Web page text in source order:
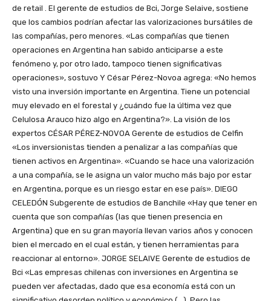
de retail . El gerente de estudios de Bci, Jorge Selaive, sostiene
que los cambios podrían afectar las valorizaciones bursátiles de
las compañías, pero menores. «Las compañías que tienen
operaciones en Argentina han sabido anticiparse a este
fenómeno y, por otro lado, tampoco tienen significativas
operaciones», sostuvo Y César Pérez-Novoa agrega: «No hemos
visto una inversión importante en Argentina. Tiene un potencial
muy elevado en el forestal y ¿cuándo fue la última vez que
Celulosa Arauco hizo algo en Argentina?». La visión de los
expertos CÉSAR PÉREZ-NOVOA Gerente de estudios de Celfin
«Los inversionistas tienden a penalizar a las compañías que
tienen activos en Argentina». «Cuando se hace una valorización
a una compañía, se le asigna un valor mucho más bajo por estar
en Argentina, porque es un riesgo estar en ese país». DIEGO
CELEDÓN Subgerente de estudios de Banchile «Hay que tener en
cuenta que son compañías (las que tienen presencia en
Argentina) que en su gran mayoría llevan varios años y conocen
bien el mercado en el cual están, y tienen herramientas para
reaccionar al entorno». JORGE SELAIVE Gerente de estudios de
Bci «Las empresas chilenas con inversiones en Argentina se
pueden ver afectadas, dado que esa economía está con un